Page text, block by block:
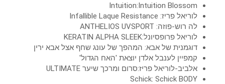
Intuition:Intuition Blossom
לוריאל פריז: Infallible Laque Resistance
לה רוש-פוזה: ANTHELIOS UVSPORT
לוריאל פרופסיונל:KERATIN ALPHA SLEEK
דוגמנית של אבא: המהפך של עונג שחף אצל אבא ירין
קמפיין לענבל אלדן יוצאת 'האח הגדול'
אלביב-לוריאל פריז:סרום ומרכך שיער ULTIMATE
Schick: Schick BODY